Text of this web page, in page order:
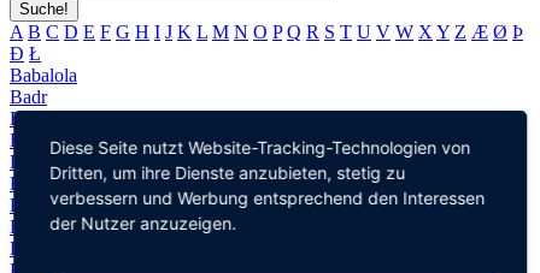
Suche!
A B C D E F G H I J K L M N O P Q R S T U V W X Y Z Æ Ø Þ
Đ Ł
Babalola
Badr
Bahari
Bahati
Bai
Bailey
Bala
Bao
Baran
Diese Seite nutzt Website-Tracking-Technologien von
Dritten, um ihre Dienste anzubieten, stetig zu
verbessern und Werbung entsprechend den Interessen
der Nutzer anzuzeigen.